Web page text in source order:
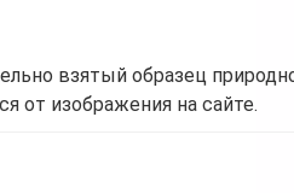
взятый образец
от изображения на сайте.